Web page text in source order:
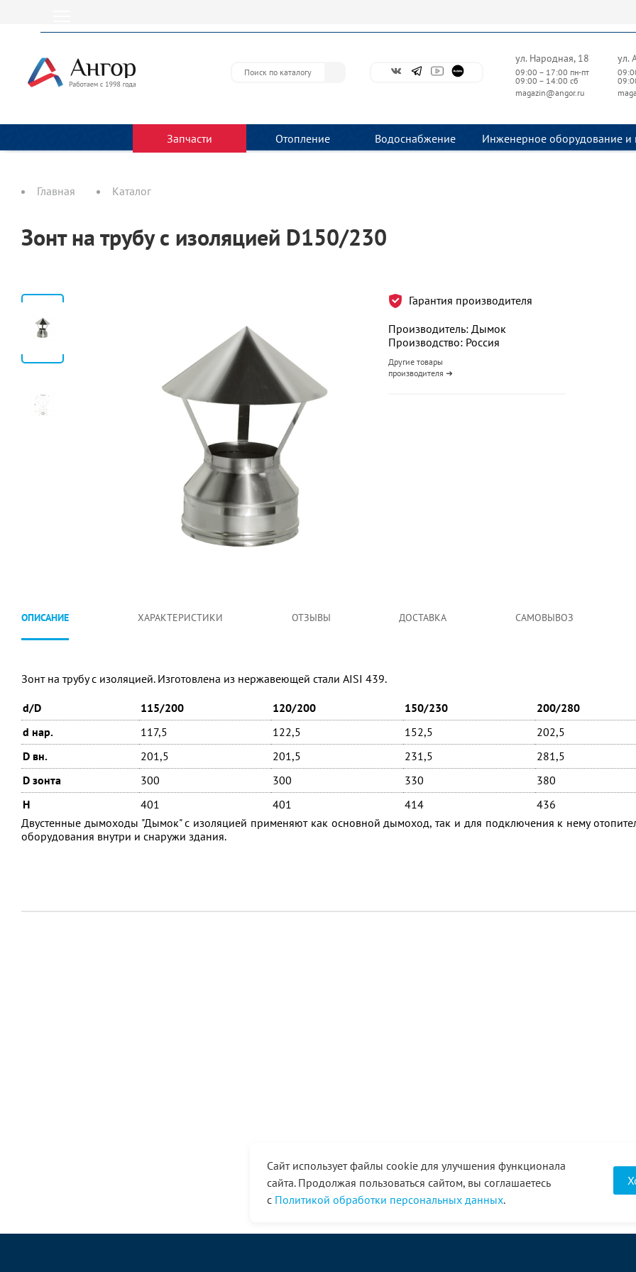
ул. Народная, 18
09:00 – 17:00 пн-пт
09:00 – 14:00 сб
magazin@angor.ru
ул.
Запчасти Отопление Водоснабжение Инженерное оборудование и
Главная Каталог
Зонт на трубу с изоляцией D150/230
Гарантия производителя
Производитель: Дымок
Производство: Россия
Другие товары
производителя ➜
ОПИСАНИЕ ХАРАКТЕРИСТИКИ ОТЗЫВЫ ДОСТАВКА САМОВЫВОЗ
Зонт на трубу с изоляцией. Изготовлена из нержавеющей стали AISI 439.
d/D 115/200 120/200 150/230
200/280
d нар.
117,5 122,5 152,5
202,5
D вн.
201,5 201,5 231,5
281,5
D зонта
300 300 330
380
H
401 401 414
436
Двустенные дымоходы "Дымок" с изоляцией применяют как основной дымоход, так и для подключения к нему
оборудования внутри и снаружи здания.
Сайт использует файлы cookie для улучшения функционала
сайта. Продолжая пользоваться сайтом, вы соглашаетесь
с Политикой обработки персональных данных.